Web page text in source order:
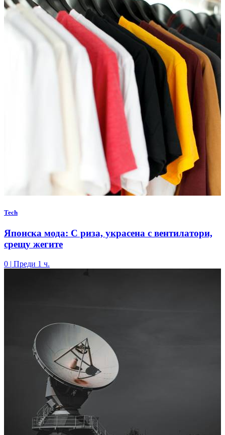
Tech
Японска мода: С риза, украсена с вентилатори,
срещу жегите
0 | Преди 1 ч.